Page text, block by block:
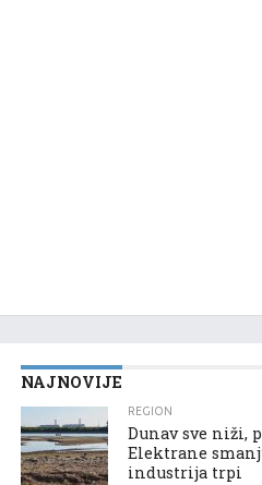
NAJNOVIJE
REGION
Dunav sve niži,
Elektrane
industrija trpi